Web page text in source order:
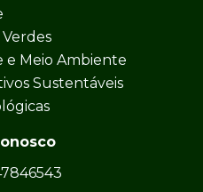
e Meio Ambiente
Sustentáveis